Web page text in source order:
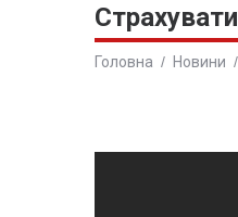
Головна Новини